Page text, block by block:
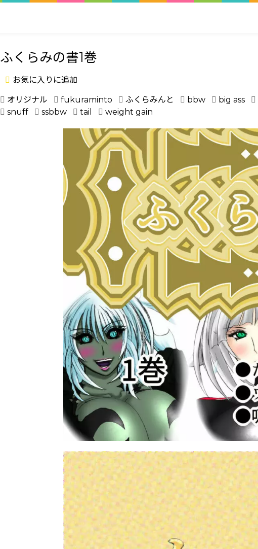
ふくらみの書1巻
お気に入りに追加
オリジナル fukuraminto ふくらみんと bbw big ass
snuff
ssbbw tail weight gain